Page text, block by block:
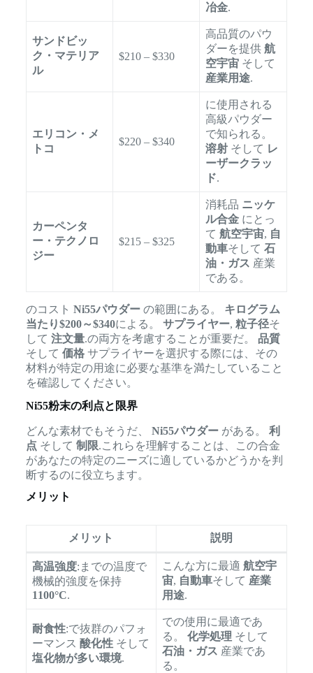
冶金.
サンドビッ
ク・マテリア
ル
$210 – $330
高品質のパウ
ダーを提供 航
空宇宙そして
産業用途.
エリコン・メ
トコ
$220 – $340
に使用される
高級パウダー
で知られる。
溶射そして レ
ーザークラッ
ド.
カーペンタ
ー・テクノロ
ジー
$215 – $325
消耗品 ニッケ
ル合金にとっ
て 航空宇宙, 自
動車そして 石
油・ガス 産業
である。
のコスト Ni55パウダーの範囲にある。 キログラム
当たり$200～$340による。 サプライヤー, 粒子径そ
して 注文量.の両方を考慮することが重要だ。 品質
そして 価格サプライヤーを選択する際には、その
材料が特定の用途に必要な基準を満たしていること
を確認してください。
Ni55粉末の利点と限界
どんな素材でもそうだ、 Ni55パウダーがある。 利
点 そして 制限.これらを理解することは、この合金
があなたの特定のニーズに適しているかどうかを判
断するのに役立ちます。
メリット
メリット 説明
高温強度:までの温度で
機械的強度を保持
1100°C.
こんな方に最適 航空宇
宙, 自動車そして 産業
用途.
耐食性:で抜群のパフォ
ーマンス 酸化性そして
塩化物が多い環境.
での使用に最適であ
る。 化学処理 そして
石油・ガス 産業であ
る。